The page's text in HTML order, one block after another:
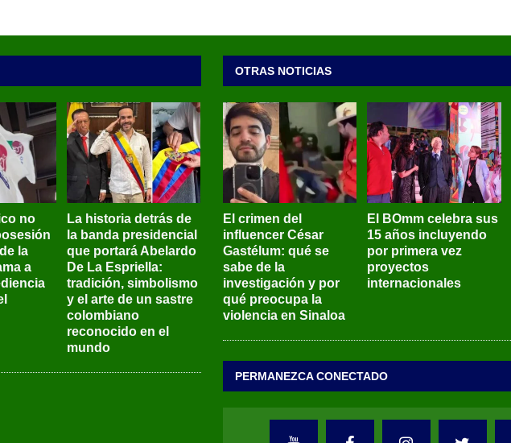
no
la
a
La historia detrás de
la banda presidencial
que portará Abelardo
De La Espriella:
tradición, simbolismo
y el arte de un sastre
colombiano
reconocido en el
mundo
OTRAS NOTICIAS
El crimen del
influencer César
Gastélum: qué se
sabe de la
investigación y por
qué preocupa la
violencia en Sinaloa
El BOmm celebra sus
15 años incluyendo
por primera vez
proyectos
internacionales
PERMANEZCA CONECTADO